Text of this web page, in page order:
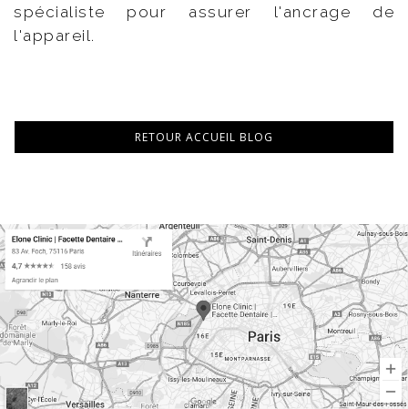
spécialiste pour assurer l'ancrage de
l'appareil.
RETOUR ACCUEIL BLOG